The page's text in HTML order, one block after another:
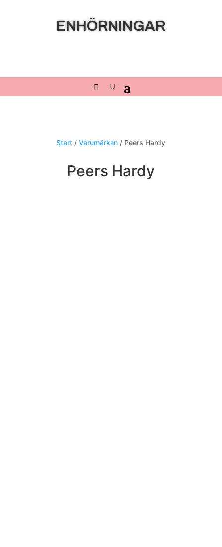
ENHÖRNINGAR
Start /Varumärken / Peers Hardy
Peers Hardy